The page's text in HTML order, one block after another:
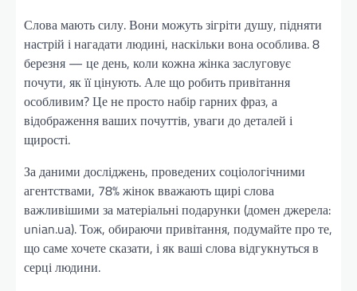
Слова мають силу. Вони можуть зігріти душу, підняти
настрій і нагадати людині, наскільки вона особлива. 8
березня — це день, коли кожна жінка заслуговує
почути, як її цінують. Але що робить привітання
особливим? Це не просто набір гарних фраз, а
відображення ваших почуттів, уваги до деталей і
щирості.
За даними досліджень, проведених соціологічними
агентствами, 78% жінок вважають щирі слова
важливішими за матеріальні подарунки (домен джерела:
unian.ua). Тож, обираючи привітання, подумайте про те,
що саме хочете сказати, і як ваші слова відгукнуться в
серці людини.